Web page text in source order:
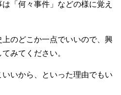
「何々事件」などの様に覚え
のどこか一点でいいので、興
みてください。
いから、といった理由でもい